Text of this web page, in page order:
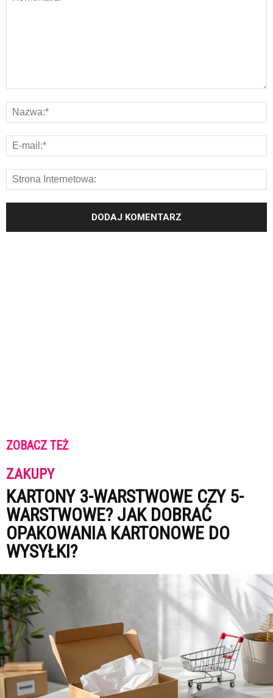
ZOBACZ TEŻ
ZAKUPY
KARTONY 3-WARSTWOWE CZY 5-
WARSTWOWE? JAK DOBRAĆ
OPAKOWANIA KARTONOWE DO
WYSYŁKI?